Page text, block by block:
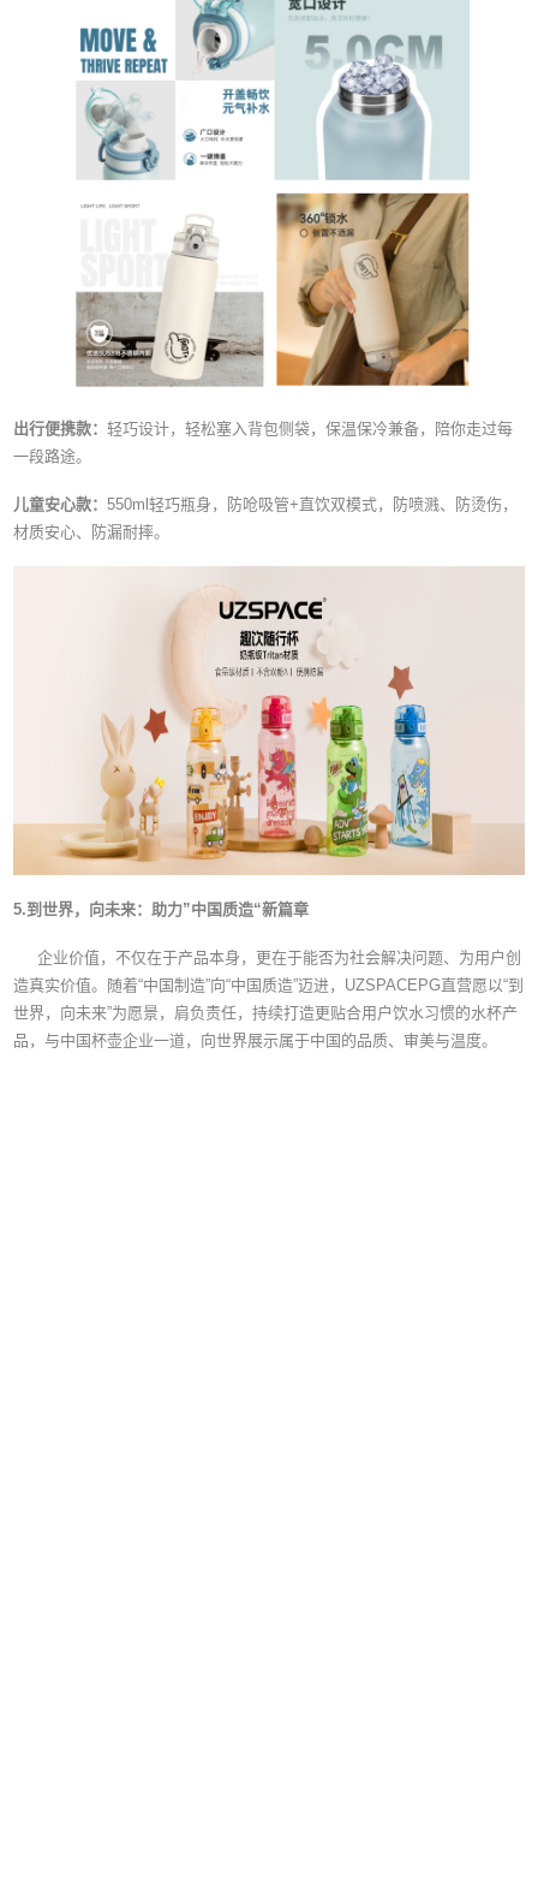
出行便携款：轻巧设计，轻松塞入背包侧袋，保温保冷兼备，陪你走过每
一段路途。
儿童安心款：550ml轻巧瓶身，防呛吸管+直饮双模式，防喷溅、防烫伤，
材质安心、防漏耐摔。
5.到世界，向未来：助力”中国质造“新篇章
企业价值，不仅在于产品本身，更在于能否为社会解决问题、为用户创
造真实价值。随着“中国制造”向“中国质造”迈进，UZSPACEPG直营愿以“到
世界，向未来”为愿景，肩负责任，持续打造更贴合用户饮水习惯的水杯产
品，与中国杯壶企业一道，向世界展示属于中国的品质、审美与温度。